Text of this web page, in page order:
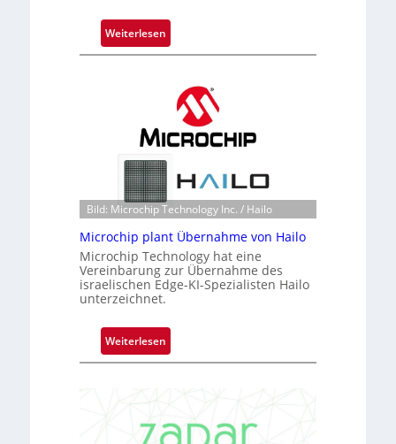
Weiterlesen
B
s
t
n
e
ü
b
e
r
i
m
a
r
Bild: Microchip Technology Inc. / Hailo
Microchip plant Übernahme von Hailo
Microchip Technology hat eine
Vereinbarung zur Übernahme des
israelischen Edge-KI-Spezialisten Hailo
unterzeichnet.
Weiterlesen
M
o